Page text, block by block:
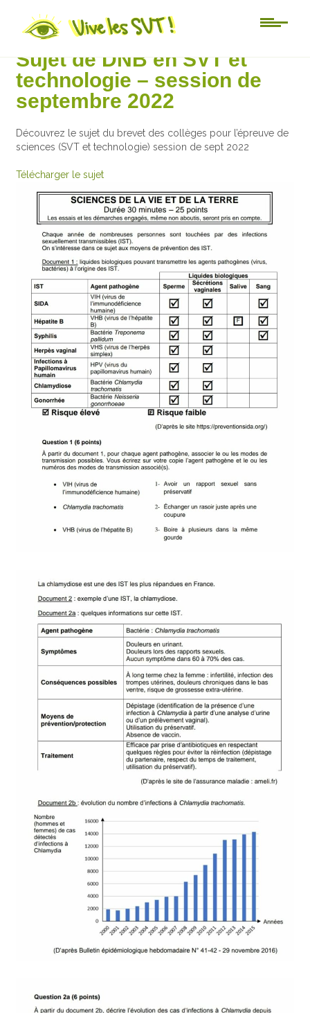
Au jour le jour
Sujet de DNB en SVT et
technologie – session de
septembre 2022
Découvrez le sujet du brevet des collèges pour l’épreuve de
sciences (SVT et technologie) session de sept 2022
Télécharger le sujet